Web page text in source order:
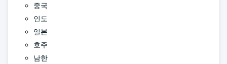
중국
인도
일본
호주
남한